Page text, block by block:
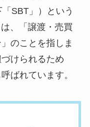
SBT」）という
、「譲渡・売買
のことを指しま
けられるため
ばれています。